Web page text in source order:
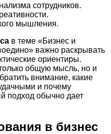
сотрудников.
мышления.
в теме «Бизнес и
важно раскрывать
ориентиры.
общую мысль, но и
внимание, какие
и почему
подход обычно дает
в бизнес